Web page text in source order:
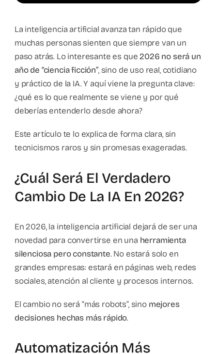
La inteligencia artificial avanza tan rápido que
muchas personas sienten que siempre van un
paso atrás. Lo interesante es que2026 no será un
año de “ciencia ficción”, sino de uso real, cotidiano
y práctico de la IA. Y aquí viene la pregunta clave:
¿qué es lo que realmente se viene y por qué
deberías entenderlo desde ahora?
Este artículo te lo explica de forma clara, sin
tecnicismos raros y sin promesas exageradas.
¿Cuál Será El Verdadero
Cambio De La IA En 2026?
En 2026, la inteligencia artificial dejará de ser una
novedad para convertirse en una herramienta
silenciosa pero constante. No estará solo en
grandes empresas: estará en páginas web, redes
sociales, atención al cliente y procesos internos.
El cambio no será “más robots”, sino mejores
decisiones hechas más rápido.
Automatización Más